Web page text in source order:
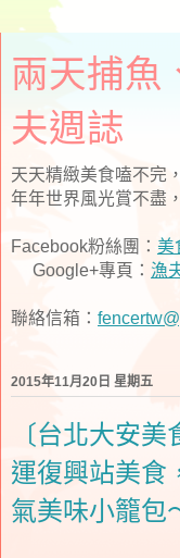
兩天捕魚
夫週誌
天天精緻美食嗑不完
年年世界風光賞不盡
Facebook粉絲團： 美
Google+專頁： 漁
聯絡信箱：
2015年11月20日 星期五
〔台北大安
運復興站美食
氣美味小籠包